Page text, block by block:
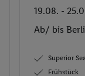
19.08. -
Ab/ bis
Superior
Frühstück